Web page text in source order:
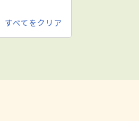
すべてをクリア